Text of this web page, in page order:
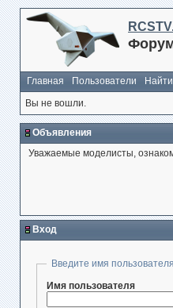
Главная Пользователи Найти
Вы не вошли.
Объявления
Уважаемые моделисты,
Вход
Введите имя
Имя пользователя